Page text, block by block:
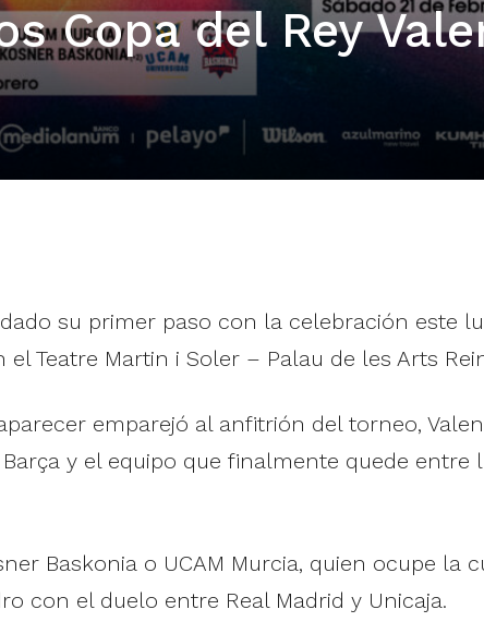
Copa del Rey
su primer paso con la celebración este
Teatre Martin i Soler – Palau de les Arts
emparejó al anfitrión del torneo,
y el equipo que finalmente quede entre
Baskonia o UCAM Murcia, quien ocupe la
con el duelo entre Real Madrid y Unicaja.